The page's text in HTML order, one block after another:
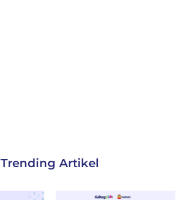
Trending Artikel